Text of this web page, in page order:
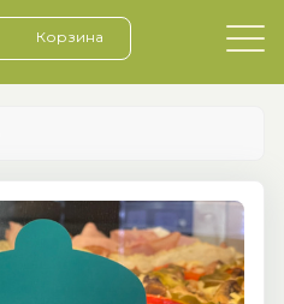
Корзина